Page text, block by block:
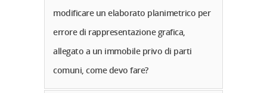
modificare un elaborato planimetrico per
errore di rappresentazione grafica,
allegato a un immobile privo di parti
comuni, come devo fare?